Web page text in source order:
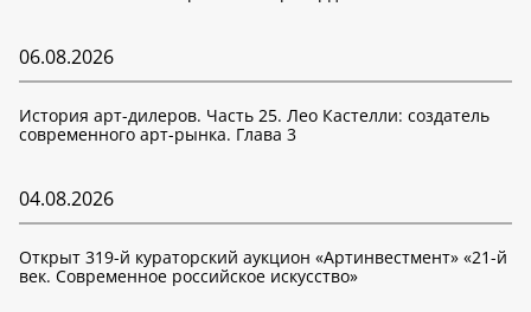
06.08.2026
История арт-дилеров. Часть 25. Лео Кастелли: создатель
современного арт-рынка. Глава 3
04.08.2026
Открыт 319-й кураторский аукцион «Артинвестмент» «21-й
век. Современное российское искусство»